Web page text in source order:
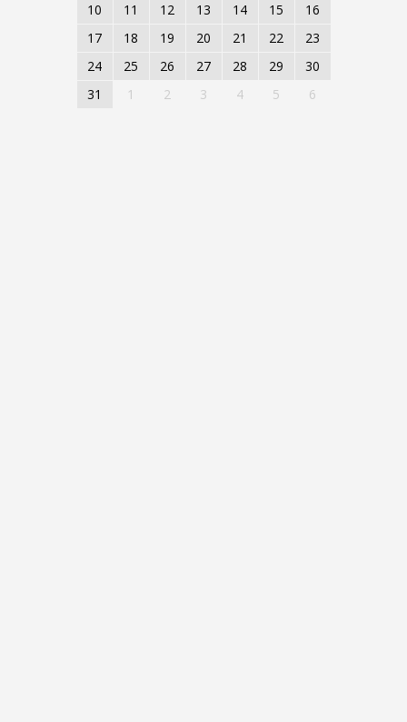
10
11 12 13 14 15
16
17
18 19 20 21 22
23
24
25 26 27 28 29
30
31
1 2 3 4 5 6